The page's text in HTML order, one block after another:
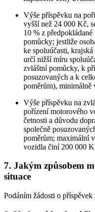
Výše příspěvku na
vyšší než 24 000 Kč,
10 % z
pomůcky; jestliže
ke spoluúčasti,
určí nižší míru
zvláštní pomůcky, k
posuzovaných a k
poměrům), minimálně
Výše příspěvku na
pořízení motorového
četnosti a důvodu
společně
poměrům; maximální
vozidla činí 200 000
7. Jakým způsobem
situace
Podáním žádosti o